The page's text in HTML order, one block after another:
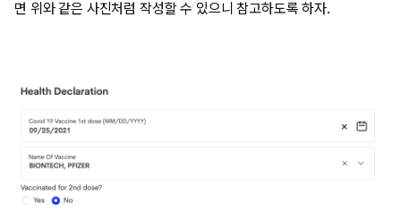
면 위와 같은 사진처럼 작성할 수 있으니 참고하도록 하자.